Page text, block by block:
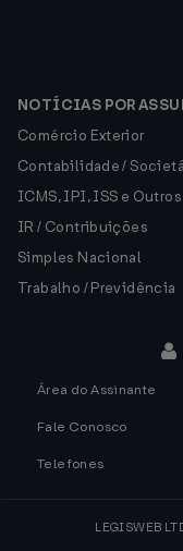
NOTÍCIAS POR
Comércio Exterior
Contabilidade /
ICMS, IPI, ISS e Outros
IR / Contribuições
Simples Nacional
Trabalho / Previdência
Área do Assinante
Fale Conosco
Telefones
LEGISWEB